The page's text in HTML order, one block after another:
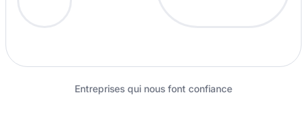
Entreprises qui nous font confiance